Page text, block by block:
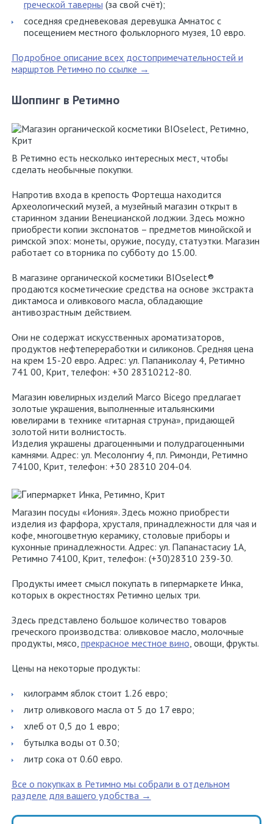
греческой таверны (за свой счёт);
соседняя средневековая деревушка Амнатос с
посещением местного фольклорного музея, 10 евро.
Подробное описание всех достопримечательностей и
маршртов Ретимно по ссылке →
Шоппинг в Ретимно
В Ретимно есть несколько интересных мест, чтобы
сделать необычные покупки.
Напротив входа в крепость Фортецца находится
Археологический музей, а музейный магазин открыт в
старинном здании Венецианской лоджии. Здесь можно
приобрести копии экспонатов – предметов минойской и
римской эпох: монеты, оружие, посуду, статуэтки. Магазин
работает со вторника по субботу до 15.00.
В магазине органической косметики BIOselect®
продаются косметические средства на основе экстракта
диктамоса и оливкового масла, обладающие
антивозрастным действием.
Они не содержат искусственных ароматизаторов,
продуктов нефтепереработки и силиконов. Средняя цена
на крем 15-20 евро. Адрес: ул. Папаниколау 4, Ретимно
741 00, Крит, телефон: +30 28310212-80.
Магазин ювелирных изделий Marco Bicego предлагает
золотые украшения, выполненные итальянскими
ювелирами в технике «гитарная струна», придающей
золотой нити волнистость.
Изделия украшены драгоценными и полудрагоценными
камнями. Адрес: ул. Месолонгиу 4, пл. Римонди, Ретимно
74100, Крит, телефон: +30 28310 204-04.
Магазин посуды «Иония». Здесь можно приобрести
изделия из фарфора, хрусталя, принадлежности для чая и
кофе, многоцветную керамику, столовые приборы и
кухонные принадлежности. Адрес: ул. Папанастасиу 1А,
Ретимно 74100, Крит, телефон: (+30)28310 239-30.
Продукты имеет смысл покупать в гипермаркете Инка,
которых в окрестностях Ретимно целых три.
Здесь представлено большое количество товаров
греческого производства: оливковое масло, молочные
продукты, мясо, прекрасное местное вино, овощи, фрукты.
Цены на некоторые продукты:
килограмм яблок стоит 1.26 евро;
литр оливкового масла от 5 до 17 евро;
хлеб от 0,5 до 1 евро;
бутылка воды от 0.30;
литр сока от 0.60 евро.
Все о покупках в Ретимно мы собрали в отдельном
разделе для вашего удобства →